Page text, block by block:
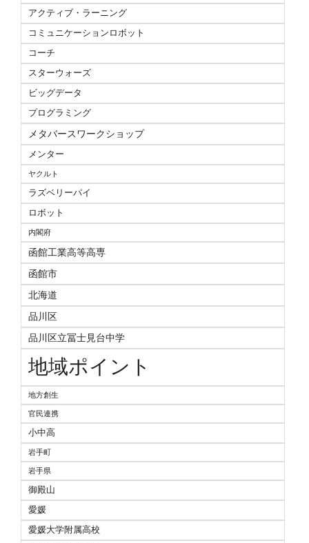
アクティブ・ラーニング
コミュニケーションロボット
コーチ
スターウォーズ
ビッグデータ
プログラミング
メタバースワークショップ
メンター
ヤクルト
ラズベリーパイ
ロボット
内閣府
函館工業高等高専
函館市
北海道
品川区
品川区立冨士見台中学
地域ポイント
地方創生
官民連携
小中高
岩手町
岩手県
御殿山
愛媛
愛媛大学附属高校